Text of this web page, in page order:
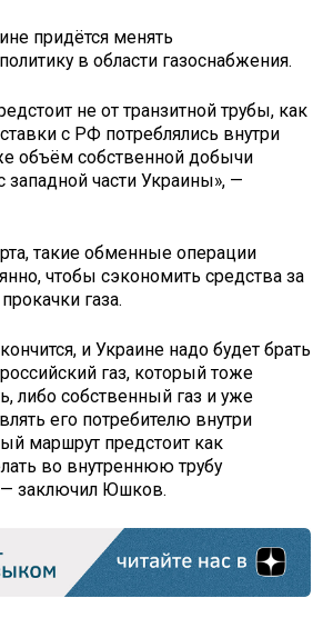
придётся менять
в области газоснабжения.
не от транзитной трубы, как
с РФ потреблялись внутри
объём собственной добычи
западной части Украины», —
такие обменные операции
чтобы сэкономить средства за
газа.
и Украине надо будет брать
газ, который тоже
либо собственный газ и уже
его потребителю внутри
маршрут предстоит как
во внутреннюю трубу
— заключил Юшков.